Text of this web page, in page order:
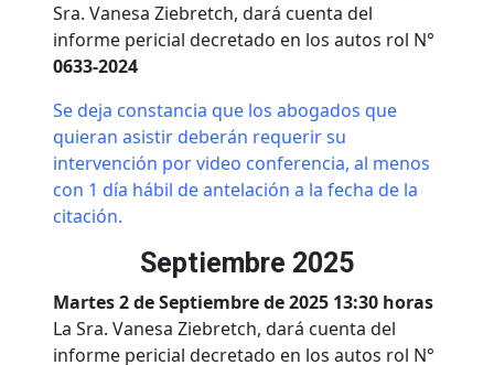
Sra. Vanesa Ziebretch, dará cuenta del
informe pericial decretado en los autos rol N°
0633-2024
Se deja constancia que los abogados que
quieran asistir deberán requerir su
intervención por video conferencia, al menos
con 1 día hábil de antelación a la fecha de la
citación.
Septiembre 2025
Martes 2 de Septiembre de 2025 13:30 horas
La Sra. Vanesa Ziebretch, dará cuenta del
informe pericial decretado en los autos rol N°